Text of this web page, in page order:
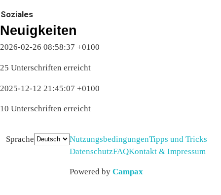
Soziales
Neuigkeiten
2026-02-26 08:58:37 +0100
25 Unterschriften erreicht
2025-12-12 21:45:07 +0100
10 Unterschriften erreicht
Sprache NutzungsbedingungenTipps und Tricks
DatenschutzFAQKontakt & Impressum
Powered by Campax